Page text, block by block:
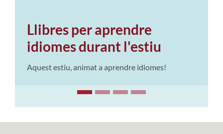
Llibres per aprendre
idiomes durant l'estiu
Aquest estiu, animat a aprendre idiomes!